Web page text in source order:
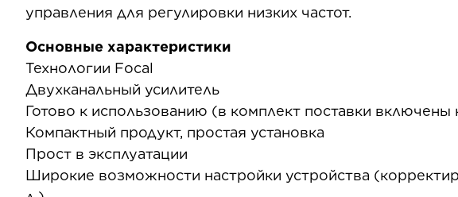
управления для регулировки низких частот.
Основные характеристики
Технологии Focal
Двухканальный усилитель
Готово к использованию (в комплект поставки включены
Компактный продукт, простая установка
Прост в эксплуатации
Широкие возможности настройки устройства